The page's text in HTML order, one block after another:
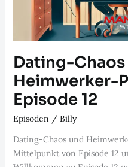
Dating-
Heimwerker-
Episode 12
Episoden / Billy
Dating-Chaos und
Mittelpunkt von Episode 12